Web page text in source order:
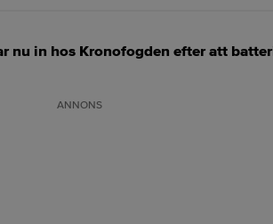
nu in hos Kronofogden efter att
ANNONS